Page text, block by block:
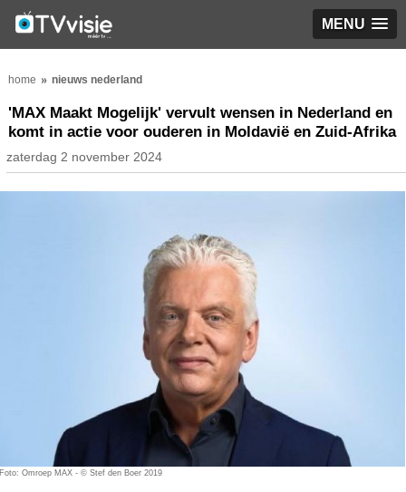
MENU
home nieuws nederland
'MAX Maakt Mogelijk' vervult wensen in Nederland en
komt in actie voor ouderen in Moldavië en Zuid-Afrika
zaterdag 2 november 2024
Foto: Omroep MAX - © Stef den Boer 2019